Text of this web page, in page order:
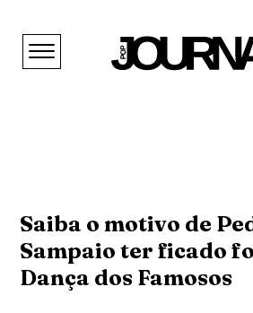
Saiba o motivo de
Sampaio ter ficado
Dança dos Famosos